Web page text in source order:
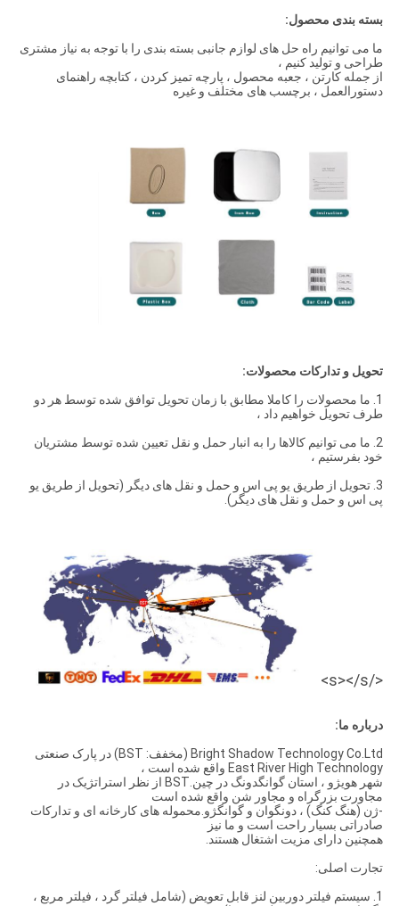
بسته بندی محصول:
ما می توانیم راه حل های لوازم جانبی بسته بندی را با توجه به نیاز مشتری
طراحی و تولید کنیم ،
از جمله کارتن ، جعبه محصول ، پارچه تمیز کردن ، کتابچه راهنمای
دستورالعمل ، برچسب های مختلف و غیره
تحویل و تدارکات محصولات:
1. ما محصولات را کاملا مطابق با زمان تحویل توافق شده توسط هر دو
طرف تحویل خواهیم داد ،
2. ما می توانیم کالاها را به انبار حمل و نقل تعیین شده توسط مشتریان
خود بفرستیم ،
3. تحویل از طریق یو پی اس و حمل و نقل های دیگر (تحویل از طریق یو
پی اس و حمل و نقل های دیگر).
</s></s>
درباره ما:
Bright Shadow Technology Co.Ltd (مخفف: BST) در پارک صنعتی
East River High Technology واقع شده است ،
شهر هویژو ، استان گوانگدونگ در چین.BST از نظر استراتژیک در
مجاورت بزرگراه و مجاور شن واقع شده است
-ژن (هنگ کنگ) ، دونگوان و گوانگژو.محموله های کارخانه ای و تدارکات
صادراتی بسیار راحت است و ما نیز
همچنین دارای مزیت اشتغال هستند.
تجارت اصلی:
1. سیستم فیلتر دوربین لنز قابل تعویض (شامل فیلتر گرد ، فیلتر مربع ،